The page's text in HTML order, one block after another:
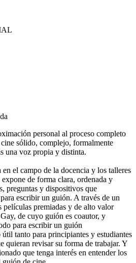
personal al proceso completo
sólido, complejo, formalmente
una voz propia y distinta.
el campo de la docencia y los talleres
de forma clara, ordenada y
preguntas y dispositivos que
escribir un guión. A través de un
películas premiadas y de alto valor
de cuyo guión es coautor, y
para escribir un guión
tanto para principiantes y estudiantes
quieran revisar su forma de trabajar. Y
que tenga interés en entender los